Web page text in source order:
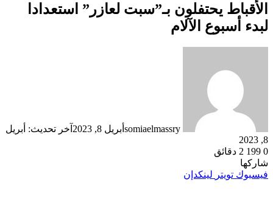
الأقباط يحتفلون بـ”سبت لعازر” استعدادا
لبدء أسبوع الآلام
somiaelmassry أبريل 8, 2023
آخر تحديث: أبريل
8, 2023
0
2 دقائق
شاركها
فيسبوك تويتر لينكدإن